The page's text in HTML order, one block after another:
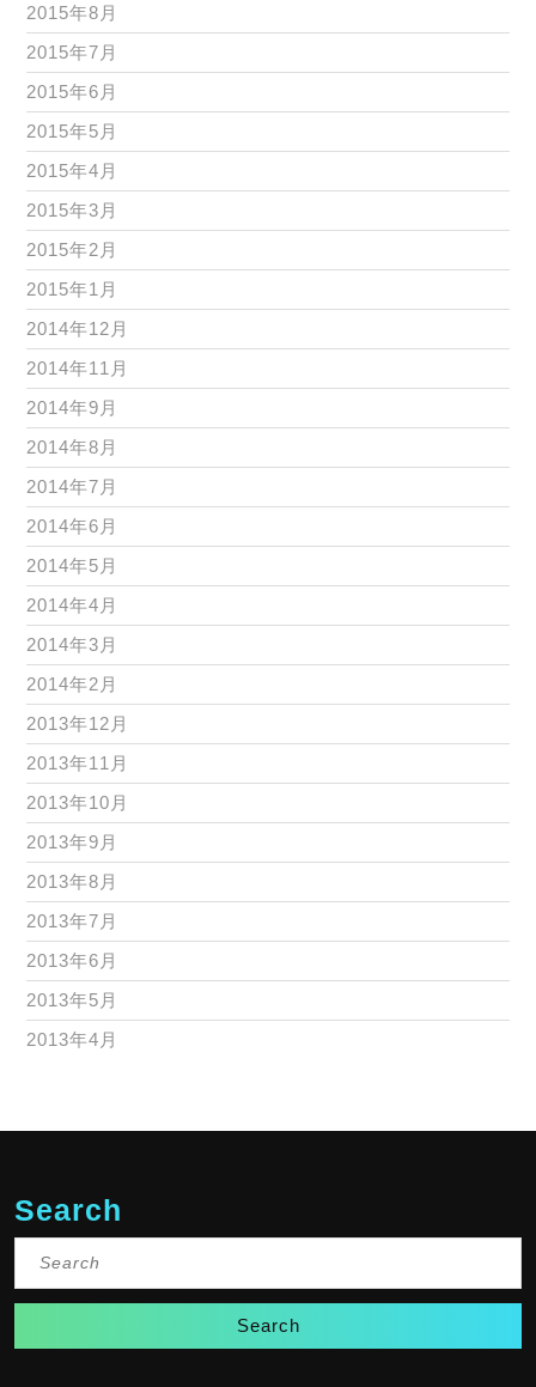
2015年8月
2015年7月
2015年6月
2015年5月
2015年4月
2015年3月
2015年2月
2015年1月
2014年12月
2014年11月
2014年9月
2014年8月
2014年7月
2014年6月
2014年5月
2014年4月
2014年3月
2014年2月
2013年12月
2013年11月
2013年10月
2013年9月
2013年8月
2013年7月
2013年6月
2013年5月
2013年4月
Search